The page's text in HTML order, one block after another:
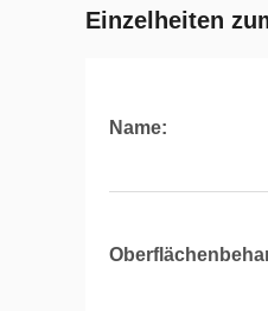
Einzelheiten
Name: